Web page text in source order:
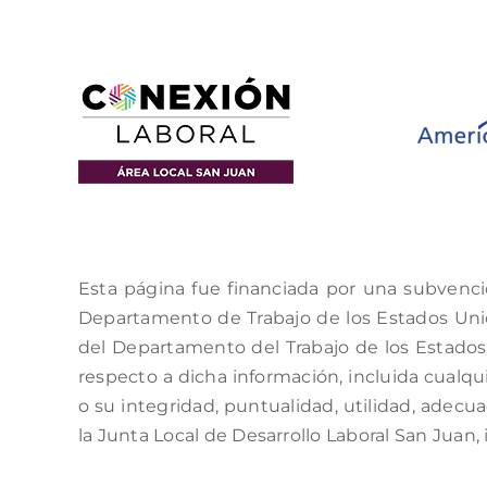
Esta página fue financiada por una
Departamento de Trabajo de los Estados
del Departamento del Trabajo de los
respecto a dicha información, incluida
o su integridad, puntualidad, utilidad,
la Junta Local de Desarrollo Laboral San